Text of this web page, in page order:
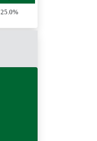
25.0%